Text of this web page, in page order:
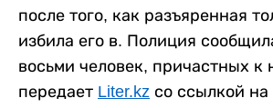
после того, как разъяренная
избила его в. Полиция
восьми человек, причастных к
передает Liter.kz со ссылкой на